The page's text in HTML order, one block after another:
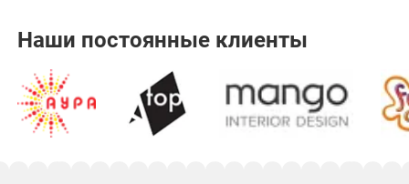
Наши постоянные клиенты